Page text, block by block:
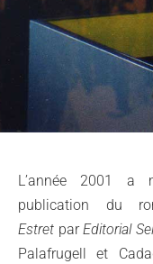
L’année 2001 a
publication du
Estret parEditorial
Palafrugell et